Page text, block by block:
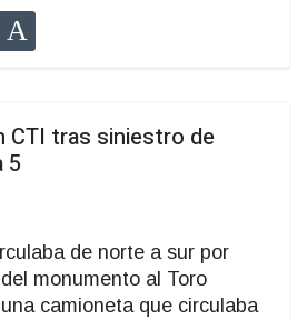
tras siniestro de
5
de norte a sur por
monumento al Toro
camioneta que circulaba